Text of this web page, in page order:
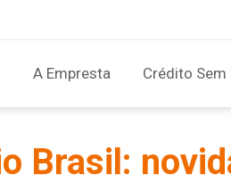
A Empresta Crédito
Brasil: